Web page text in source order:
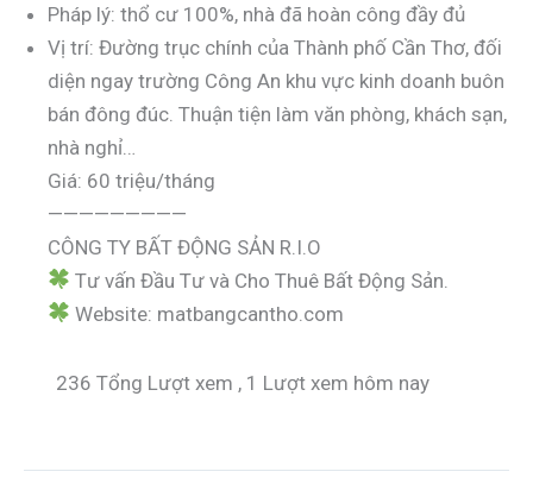
Pháp lý: thổ cư 100%, nhà đã hoàn công đầy đủ
Vị trí: Đường trục chính của Thành phố Cần Thơ, đối
diện ngay trường Công An khu vực kinh doanh buôn
bán đông đúc. Thuận tiện làm văn phòng, khách sạn,
nhà nghỉ…
Giá: 60 triệu/tháng
—————————
CÔNG TY BẤT ĐỘNG SẢN R.I.O
Tư vấn Đầu Tư và Cho Thuê Bất Động Sản.
Website: matbangcantho.com
236 Tổng Lượt xem , 1 Lượt xem hôm nay